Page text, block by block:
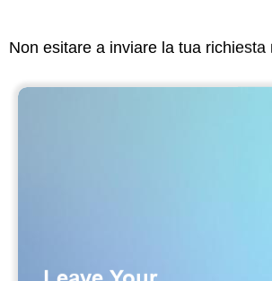
Non esitare a inviare la tua